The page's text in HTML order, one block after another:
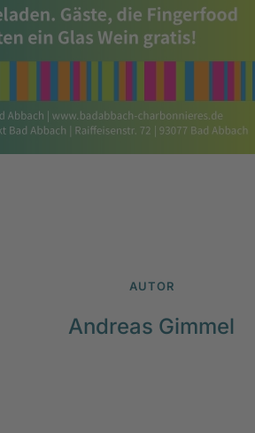
AUTOR
Andreas Gimmel